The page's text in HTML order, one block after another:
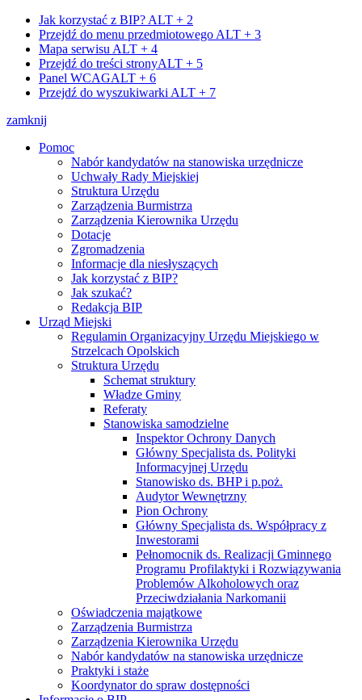
Jak korzystać z BIP? ALT + 2
Przejdź do menu przedmiotowego ALT + 3
Mapa serwisu ALT + 4
Przejdź do treści stronyALT + 5
Panel WCAGALT + 6
Przejdź do wyszukiwarki ALT + 7
zamknij
Pomoc
Nabór kandydatów na stanowiska urzędnicze
Uchwały Rady Miejskiej
Struktura Urzędu
Zarządzenia Burmistrza
Zarządzenia Kierownika Urzędu
Dotacje
Zgromadzenia
Informacje dla niesłyszących
Jak korzystać z BIP?
Jak szukać?
Redakcja BIP
Urząd Miejski
Regulamin Organizacyjny Urzędu Miejskiego w
Strzelcach Opolskich
Struktura Urzędu
Schemat struktury
Władze Gminy
Referaty
Stanowiska samodzielne
Inspektor Ochrony Danych
Główny Specjalista ds. Polityki
Informacyjnej Urzędu
Stanowisko ds. BHP i p.poż.
Audytor Wewnętrzny
Pion Ochrony
Główny Specjalista ds. Współpracy z
Inwestorami
Pełnomocnik ds. Realizacji Gminnego
Programu Profilaktyki i Rozwiązywania
Problemów Alkoholowych oraz
Przeciwdziałania Narkomanii
Oświadczenia majątkowe
Zarządzenia Burmistrza
Zarządzenia Kierownika Urzędu
Nabór kandydatów na stanowiska urzędnicze
Praktyki i staże
Koordynator do spraw dostępności